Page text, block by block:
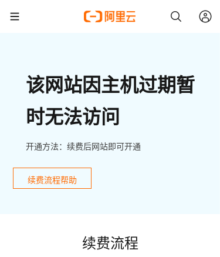
该网站因主机过期暂
时无法访问
开通方法：续费后网站即可开通
续费流程帮助
续费流程